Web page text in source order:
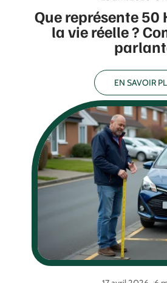
Que représente 50
la vie réelle ?
EN SAVOIR